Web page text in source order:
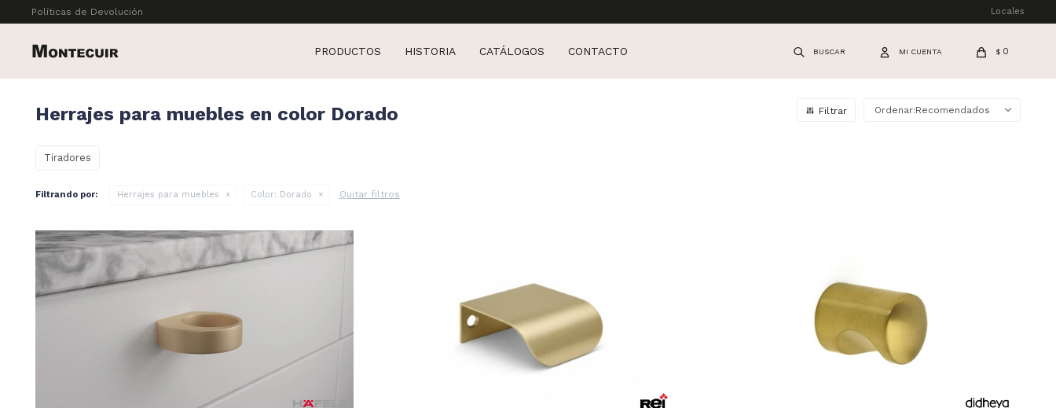
PRODUCTOS HISTORIA CATÁLOGOS CONTACTO $ 0
Políticas de Devolución Locales
Herrajes para muebles en color Dorado Recomendados
Tiradores
Filtrando por: Herrajes para muebles Color: Dorado Quitar filtros